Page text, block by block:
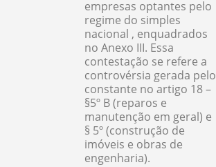
empresas optantes pelo
regime do simples
nacional , enquadrados
no Anexo III. Essa
contestação se refere a
controvérsia gerada pelo
constante no artigo 18 –
§5º B (reparos e
manutenção em geral) e
§ 5º (construção de
imóveis e obras de
engenharia).